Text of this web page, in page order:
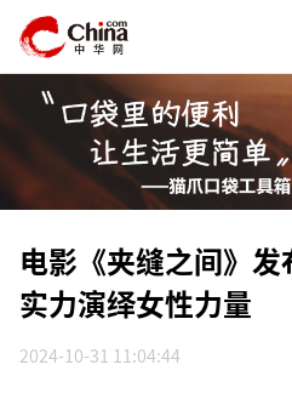
电影《夹缝之间》
实力演绎女性力量
2024-10-31 11:04:44